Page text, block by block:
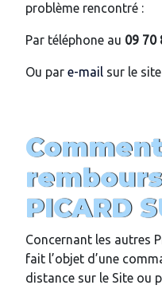
problème rencontré :
Par téléphone au 09 70
Ou par e-mail sur le
PICARD
Concernant les autres
fait l’objet d’une
distance sur le Site ou